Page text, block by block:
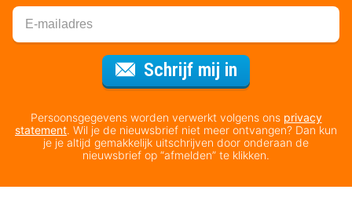
Schrijf mij in
Persoonsgegevens worden verwerkt volgens ons privacy
statement. Wil je de nieuwsbrief niet meer ontvangen? Dan kun
je je altijd gemakkelijk uitschrijven door onderaan de
nieuwsbrief op “afmelden” te klikken.